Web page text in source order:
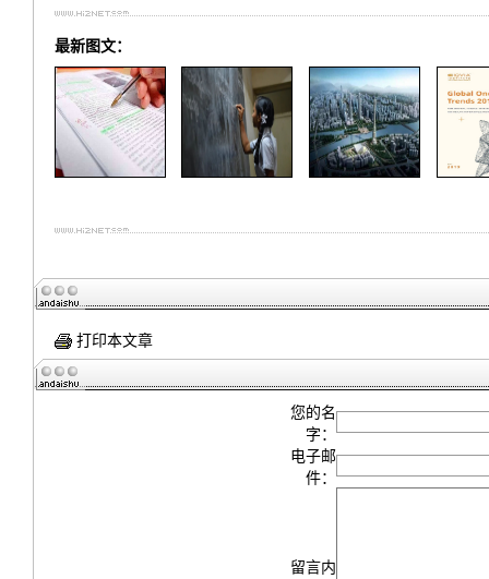
最新图文：
打印本文章
您的名
字：
电子邮
件：
留言内